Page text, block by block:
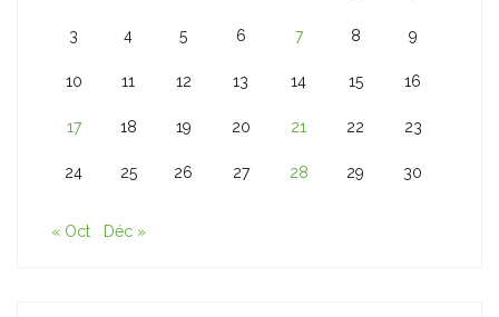
3 4 5 6 7 8 9
10 11 12 13 14 15 16
17 18 19 20 21 22 23
24 25 26 27 28 29 30
« Oct Déc »